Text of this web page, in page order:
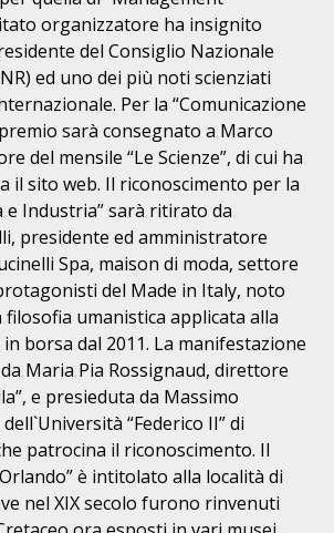
organizzatore ha insignito
del Consiglio Nazionale
ed uno dei più noti scienziati
Per la “Comunicazione
sarà consegnato a Marco
del mensile “Le Scienze”, di cui ha
il sito web. Il riconoscimento per la
e Industria” sarà ritirato da
presidente ed amministratore
Spa, maison di moda, settore
del Made in Italy, noto
filosofia umanistica applicata alla
borsa dal 2011. La manifestazione
Maria Pia Rossignaud, direttore
e presieduta da Massimo
“Federico II” di
patrocina il riconoscimento. Il
è intitolato alla località di
nel XIX secolo furono rinvenuti